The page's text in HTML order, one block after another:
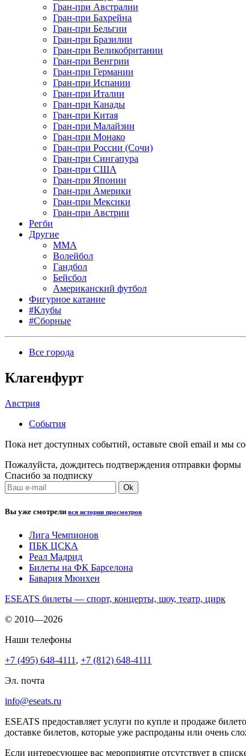
Гран-при Австралии
Гран-при Бахрейна
Гран-при Бельгии
Гран-при Бразилии
Гран-при Великобритании
Гран-при Венгрии
Гран-при Германии
Гран-при Испании
Гран-при Италии
Гран-при Канады
Гран-при Китая
Гран-при Малайзии
Гран-при Монако
Гран-при России (Сочи)
Гран-при Сингапура
Гран-при США
Гран-при Японии
Гран-при Америки
Гран-при Мексики
Гран-при Австрии
Регби
Другие
MMA
Волейбол
Гандбол
Бейсбол
Американский футбол
Фигурное катание
#Клубы
#Сборные
Все города
Клагенфурт
Австрия
События
Пока нет доступных событий, оставьте свой email и мы
Пожалуйста, дождитесь подтверждения отправки формы
Спасибо за подписку
Вы уже смотрели вся история просмотров
Лига Чемпионов
ПБК ЦСКА
Реал Мадрид
Билеты на ФК Барселона
Бавария Мюнхен
ESEATS билеты — спорт, концерты, шоу, театр, цирк
© 2010—2026
Наши телефоны
+7 (495) 648-4111 , +7 (812) 648-4111
Эл. почта
info@eseats.ru
ESEATS предоставляет услуги по купле и продаже
доставке билетов, которые уже распроданы или очень
Если интересующее вас мероприятие отсутствует в